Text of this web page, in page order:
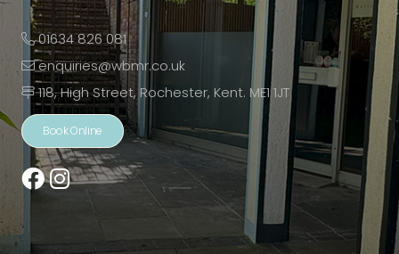
01634 826 081
enquiries@wbmr.co.uk
118, High Street, Rochester, Kent. ME1 1JT
Book Online